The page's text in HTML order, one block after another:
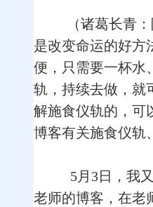
（诸葛长青
是改变命运的好方
便，只需要一杯水
轨，持续去做，就
解施食仪轨的，可
博客有关施食仪轨
5月3日，我
老师的博客，在老